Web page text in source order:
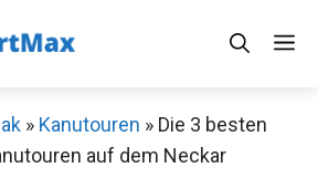
» Kanutouren » Die 3 besten
auf dem Neckar